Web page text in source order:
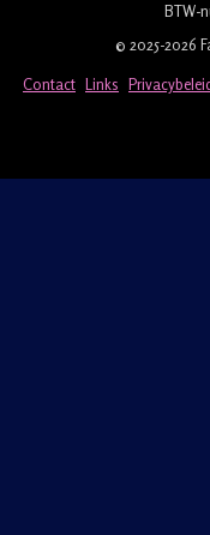
BTW-
© 2025-2026
Contact Links